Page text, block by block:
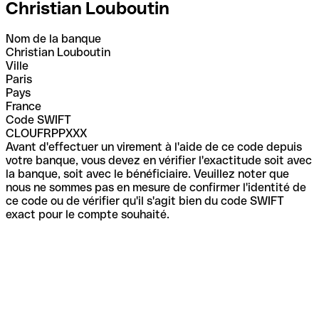
Christian Louboutin
Nom de la banque
Christian Louboutin
Ville
Paris
Pays
France
Code SWIFT
CLOUFRPPXXX
Avant d'effectuer un virement à l'aide de ce code depuis
votre banque, vous devez en vérifier l'exactitude soit avec
la banque, soit avec le bénéficiaire. Veuillez noter que
nous ne sommes pas en mesure de confirmer l'identité de
ce code ou de vérifier qu'il s'agit bien du code SWIFT
exact pour le compte souhaité.